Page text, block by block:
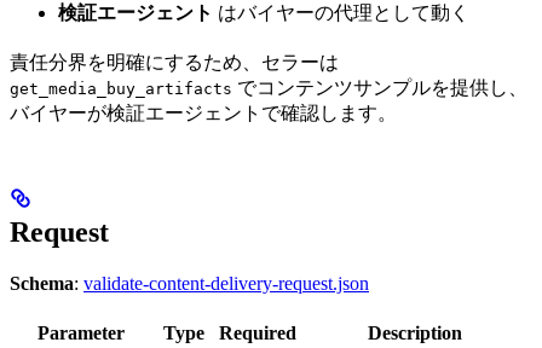
検証エージェント はバイヤーの代理として動く
責任分界を明確にするため、セラーは
get_media_buy_artifacts でコンテンツサンプルを提供し、
バイヤーが検証エージェントで確認します。
Request
Schema: validate-content-delivery-request.json
Parameter Type Required Description